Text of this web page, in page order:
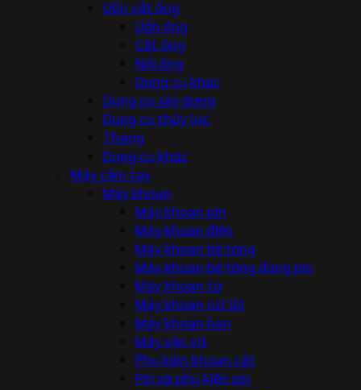
Uốn cắt ống
Uốn ống
Cắt ống
Nối ống
Dụng cụ khác
Dụng cụ xây dựng
Dụng cụ thủy lực
Thang
Dụng cụ khác
Máy cầm tay
Máy khoan
Máy khoan pin
Máy khoan điện
Máy khoan bê tông
Máy khoan bê tông dùng pin
Máy khoan từ
Máy khoan rút lõi
Máy khoan bàn
Máy vặn vít
Phụ kiện khoan cắt
Pin và phụ kiện pin